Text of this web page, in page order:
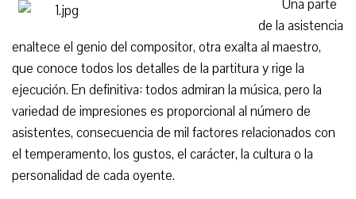
Una parte
de la asistencia
enaltece el genio del compositor, otra exalta al maestro,
que conoce todos los detalles de la partitura y rige la
ejecución. En definitiva: todos admiran la música, pero la
variedad de impresiones es proporcional al número de
asistentes, consecuencia de mil factores relacionados con
el temperamento, los gustos, el carácter, la cultura o la
personalidad de cada oyente.